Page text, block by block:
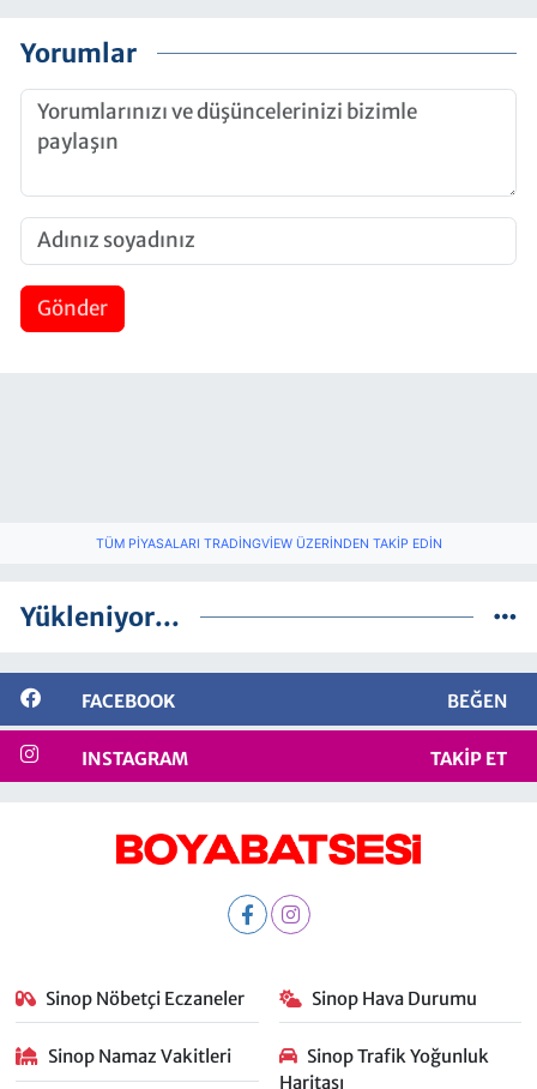
Yorumlar
Gönder
TÜM PIYASALARI TRADINGVIEW ÜZERINDEN TAKIP EDIN
Yükleniyor...
FACEBOOK BEĞEN
INSTAGRAM TAKIP ET
Sinop Nöbetçi Eczaneler Sinop Hava Durumu
Sinop Namaz Vakitleri
Sinop Trafik Yoğunluk
Haritası